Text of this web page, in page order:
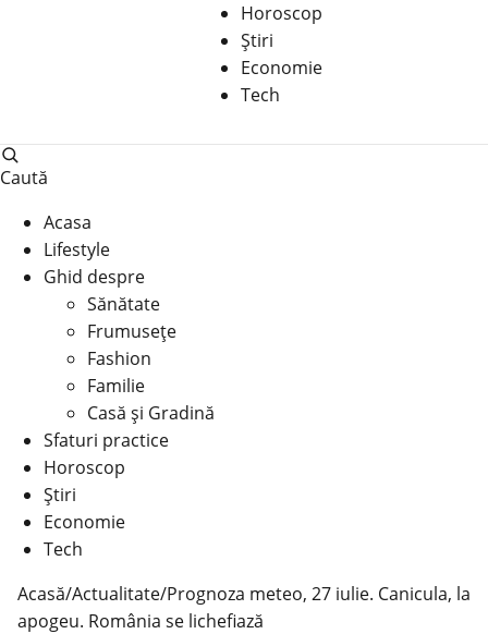
Horoscop
Știri
Economie
Tech
Caută
Acasa
Lifestyle
Ghid despre
Sănătate
Frumusețe
Fashion
Familie
Casă şi Gradină
Sfaturi practice
Horoscop
Știri
Economie
Tech
Acasă/Actualitate/Prognoza meteo, 27 iulie. Canicula, la
apogeu. România se lichefiază